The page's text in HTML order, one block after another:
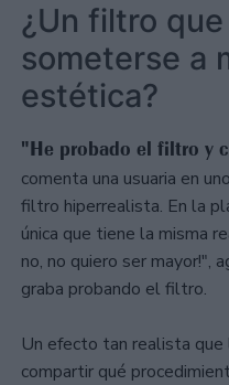
¿Un filtro
someterse a
estética?
"He probado el filtro y
comenta una usuaria en
filtro hiperrealista. En la
única que tiene la misma
no, no quiero ser mayor!",
graba probando el filtro.
Un efecto tan realista que
compartir qué